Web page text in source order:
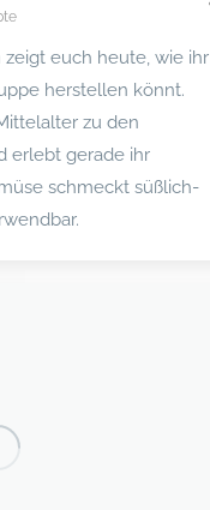
euch heute, wie ihr
herstellen könnt.
zu den
erlebt gerade ihr
schmeckt süßlich-